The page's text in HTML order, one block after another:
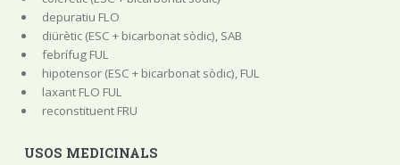
depuratiu FLO
diürètic (ESC + bicarbonat sòdic), SAB
febrífug FUL
hipotensor (ESC + bicarbonat sòdic), FUL
laxant FLO FUL
reconstituent FRU
USOS MEDICINALS